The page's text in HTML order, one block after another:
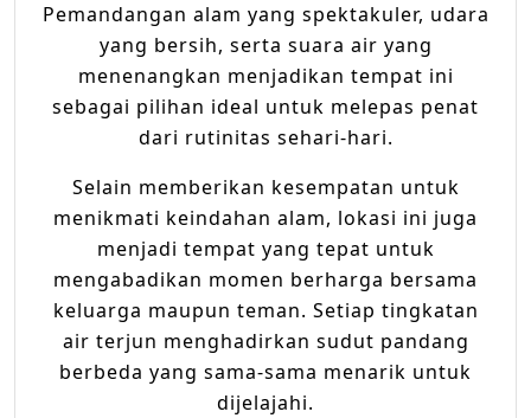
Pemandangan alam yang spektakuler, udara
yang bersih, serta suara air yang
menenangkan menjadikan tempat ini
sebagai pilihan ideal untuk melepas penat
dari rutinitas sehari-hari.
Selain memberikan kesempatan untuk
menikmati keindahan alam, lokasi ini juga
menjadi tempat yang tepat untuk
mengabadikan momen berharga bersama
keluarga maupun teman. Setiap tingkatan
air terjun menghadirkan sudut pandang
berbeda yang sama-sama menarik untuk
dijelajahi.